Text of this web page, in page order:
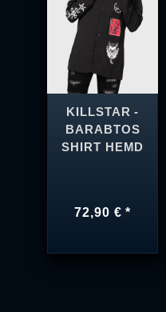
KILLSTAR -
BARABTOS
SHIRT HEMD
72,90 € *